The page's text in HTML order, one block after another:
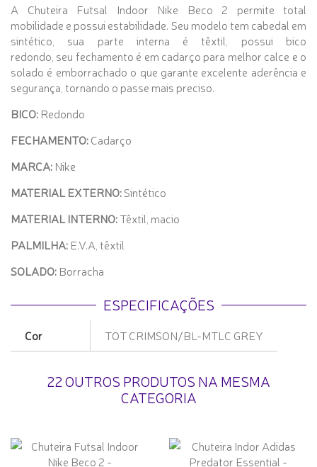
A Chuteira Futsal Indoor Nike Beco 2 permite total
mobilidade e possui estabilidade. Seu modelo tem cabedal em
sintético, sua parte interna é têxtil, possui bico
redondo, seu fechamento é em cadarço para melhor calce e o
solado é emborrachado o que garante excelente aderência e
segurança, tornando o passe mais preciso.
BICO: Redondo
FECHAMENTO:Cadarço
MARCA: Nike
MATERIAL EXTERNO:Sintético
MATERIAL INTERNO:Têxtil, macio
PALMILHA: E.V.A, têxtil
SOLADO: Borracha
ESPECIFICAÇÕES
Cor TOT CRIMSON/BL-MTLC GREY
22 OUTROS PRODUTOS NA MESMA
CATEGORIA